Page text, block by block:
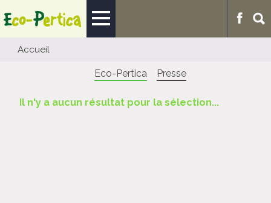
Accueil
Eco-Pertica Presse
Il n'y a aucun résultat pour la sélection...